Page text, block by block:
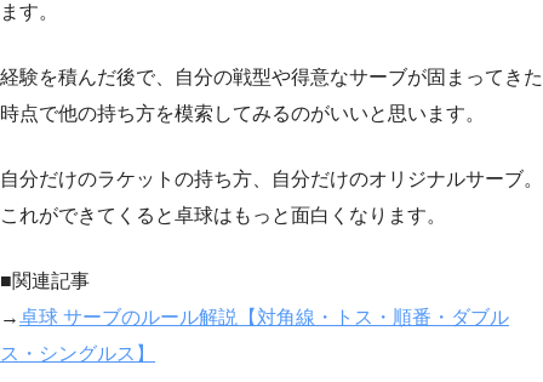
ます。
経験を積んだ後で、自分の戦型や得意なサーブが固まってきた
時点で他の持ち方を模索してみるのがいいと思います。
自分だけのラケットの持ち方、自分だけのオリジナルサーブ。
これができてくると卓球はもっと面白くなります。
■関連記事
→卓球 サーブのルール解説【対角線・トス・順番・ダブル
ス・シングルス】